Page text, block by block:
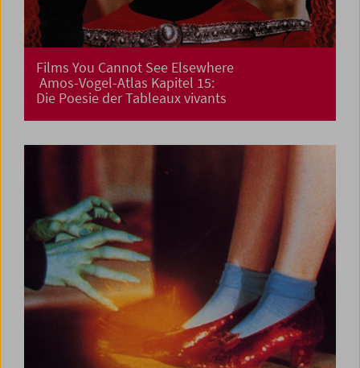
Films You Cannot See Elsewhere
Amos-Vogel-Atlas Kapitel 15:
Die Poesie der Tableaux vivants